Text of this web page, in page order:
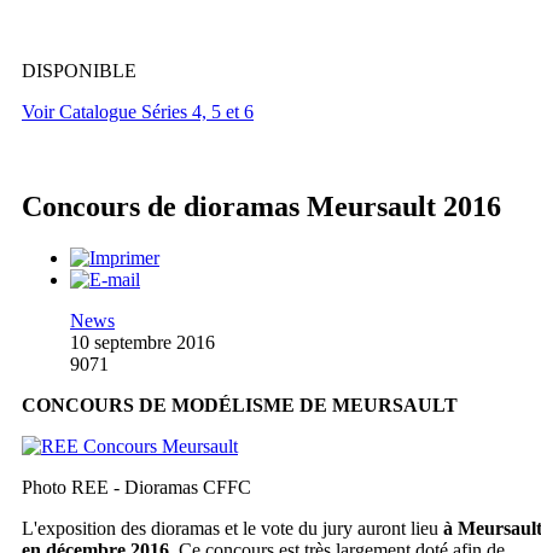
DISPONIBLE
Voir Catalogue Séries 4, 5 et 6
Concours de dioramas Meursault 2016
News
10 septembre 2016
9071
CONCOURS DE MODÉLISME DE MEURSAULT
Photo REE - Dioramas CFFC
L'exposition des dioramas et le vote du jury auront lieu à Meursault